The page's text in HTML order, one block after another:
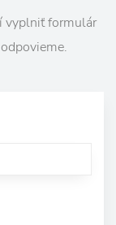
vyplniť formulár